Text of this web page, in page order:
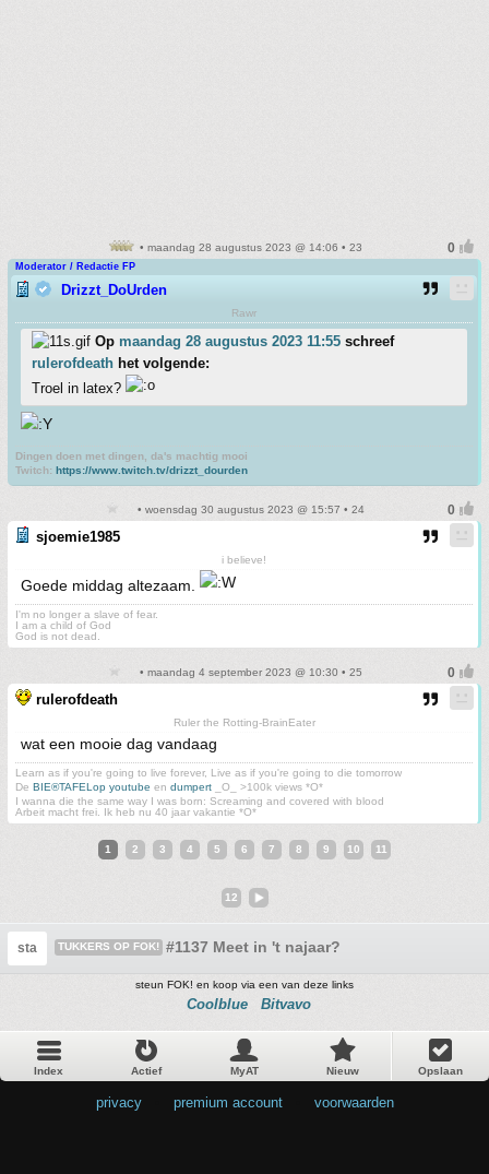
• maandag 28 augustus 2023 @ 14:06 • 23
Moderator / Redactie FP
Drizzt_DoUrden
Rawr
Op maandag 28 augustus 2023 11:55 schreef
rulerofdeath het volgende:
Troel in latex?
Dingen doen met dingen, da's machtig mooi
Twitch: https://www.twitch.tv/drizzt_dourden
• woensdag 30 augustus 2023 @ 15:57 • 24
sjoemie1985
i believe!
Goede middag altezaam.
I'm no longer a slave of fear.
I am a child of God
God is not dead.
• maandag 4 september 2023 @ 10:30 • 25
rulerofdeath
Ruler the Rotting-BrainEater
wat een mooie dag vandaag
Learn as if you're going to live forever, Live as if you're going to die tomorrow
De BIE®TAFELop youtube en dumpert _O_ >100k views *O*
I wanna die the same way I was born: Screaming and covered with blood
Arbeit macht frei. Ik heb nu 40 jaar vakantie *O*
1 2 3 4 5 6 7 8 9 10 11
12
sta TUKKERS OP FOK! #1137 Meet in 't najaar?
steun FOK! en koop via een van deze links
Coolblue Bitvavo
Index Actief MyAT Nieuw Opslaan
privacy premium account voorwaarden